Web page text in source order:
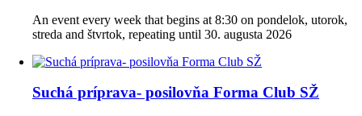
An event every week that begins at 8:30 on pondelok, utorok,
streda and štvrtok, repeating until 30. augusta 2026
Suchá príprava- posilovňa Forma Club SŽ